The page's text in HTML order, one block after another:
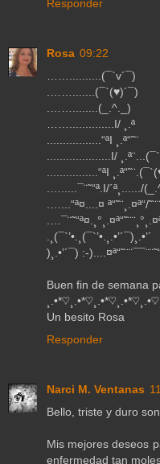
Responder
Rosa 09:22
……..........(¯`v´¯)
.…….......(¯`(♥)´¯)
.……........(_.^._)
……..............I/ ¸.ª
.................“ªI ¸.ª“˜¨
....................I/
................“ªI
.….....¯¨˜“ª.I/´ª¸....../
.…...“ª¤....¤ ª“˜¨¸.¤ª“/
.¸(¯`’•.¸(¯`’•.¸.•’´¯)¸.•’´
Buen fin de semana
Un besito Rosa
Responder
Narci M. Ventanas
Bello, triste y duro
Mis mejores deseos
enfermedad tan